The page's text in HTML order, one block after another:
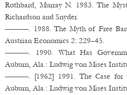
Rothbard, Murray N. 1983. The
Richardson and Snyder.
———. 1988. The Myth of Free
Austrian Economics 2: 229–45.
———. 1990. What Has
Auburn, Ala.: Ludwig von Mises
———. [1962] 1991. The Case for
Auburn, Ala.: Ludwig von Mises